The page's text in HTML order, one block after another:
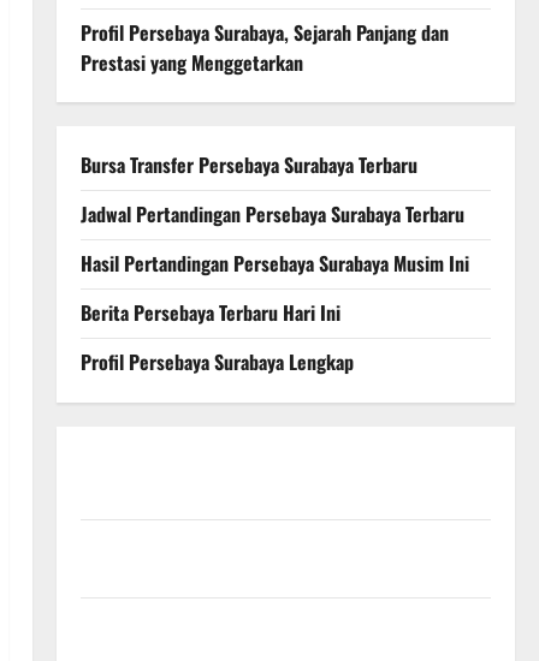
Profil Persebaya Surabaya, Sejarah Panjang dan
Prestasi yang Menggetarkan
Bursa Transfer Persebaya Surabaya Terbaru
Jadwal Pertandingan Persebaya Surabaya Terbaru
Hasil Pertandingan Persebaya Surabaya Musim Ini
Berita Persebaya Terbaru Hari Ini
Profil Persebaya Surabaya Lengkap